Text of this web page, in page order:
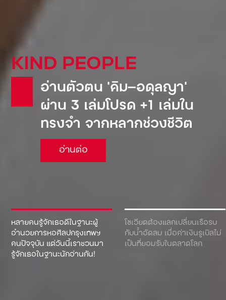
หลายคนรู้จักเธอดีในฐานะผู้
อำนวยการหอศิลปกรุงเทพฯ
คนปัจจุบัน แต่วันนี้เราชวนมา
รู้จักเธอในฐานะนักอ่านกัน!
โซเวียตต้องแลกเปลี่ยนเรือรบ
กับน้ำอัดลม เมื่อค่าเงินรูเบิลไม่
เป็นที่ยอมรับในตลาดโลก
KIND PEOPLE
อ่านตัวตน ‘คิม—อดุลญา’
ผ่าน 3 เล่มโปรด +1 เล่มใน
ทรงจำ จากหลากช่วงชีวิต
อ่านต่อ